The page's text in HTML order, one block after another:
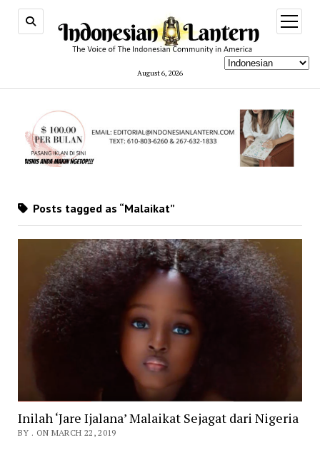
August 6, 2026
open
menu
Posts tagged as “Malaikat”
Inilah ‘Jare Ijalana’ Malaikat Sejagat dari Nigeria
BY . ON MARCH 22, 2019